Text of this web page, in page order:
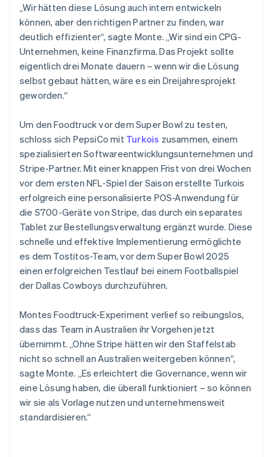
„Wir hätten diese Lösung auch intern entwickeln
können, aber den richtigen Partner zu finden, war
deutlich effizienter“, sagte Monte. „Wir sind ein CPG-
Unternehmen, keine Finanzfirma. Das Projekt sollte
eigentlich drei Monate dauern – wenn wir die Lösung
selbst gebaut hätten, wäre es ein Dreijahresprojekt
geworden.“
Um den Foodtruck vor dem Super Bowl zu testen,
schloss sich PepsiCo mit Turkois zusammen, einem
spezialisierten Softwareentwicklungsunternehmen und
Stripe-Partner. Mit einer knappen Frist von drei Wochen
vor dem ersten NFL-Spiel der Saison erstellte Turkois
erfolgreich eine personalisierte POS-Anwendung für
die S700-Geräte von Stripe, das durch ein separates
Tablet zur Bestellungsverwaltung ergänzt wurde. Diese
schnelle und effektive Implementierung ermöglichte
es dem Tostitos-Team, vor dem Super Bowl 2025
einen erfolgreichen Testlauf bei einem Footballspiel
der Dallas Cowboys durchzuführen.
Montes Foodtruck-Experiment verlief so reibungslos,
dass das Team in Australien ihr Vorgehen jetzt
übernimmt. „Ohne Stripe hätten wir den Staffelstab
nicht so schnell an Australien weitergeben können“,
sagte Monte. „Es erleichtert die Governance, wenn wir
eine Lösung haben, die überall funktioniert – so können
wir sie als Vorlage nutzen und unternehmensweit
standardisieren.“